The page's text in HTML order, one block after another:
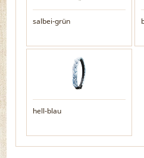
salbei-grün
hell-blau